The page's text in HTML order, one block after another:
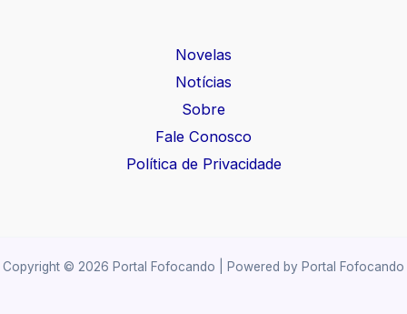
Novelas
Notícias
Sobre
Fale Conosco
Política de Privacidade
Copyright © 2026 Portal Fofocando | Powered by Portal Fofocando